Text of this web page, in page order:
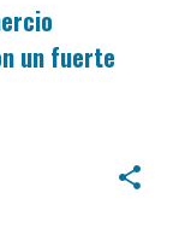
un fuerte